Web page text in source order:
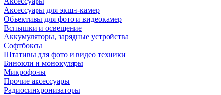
Аксессуары для экшн-камер
Объективы для фото и видеокамер
Вспышки и освещение
Аккумуляторы, зарядные устройства
Софтбоксы
Штативы для фото и видео техники
Бинокли и монокуляры
Микрофоны
Прочие аксессуары
Радиосинхронизаторы